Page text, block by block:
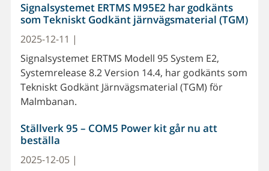
Signalsystemet ERTMS M95E2 har godkänts
som Tekniskt Godkänt järnvägsmaterial (TGM)
2025-12-11 |
Signalsystemet ERTMS Modell 95 System E2,
Systemrelease 8.2 Version 14.4, har godkänts som
Tekniskt Godkänt Järnvägsmaterial (TGM) för
Malmbanan.
Ställverk 95 – COM5 Power kit går nu att
beställa
2025-12-05 |